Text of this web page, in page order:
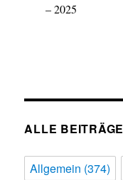
– 2025
ALLE BEITRÄGE
Allgemein (374)